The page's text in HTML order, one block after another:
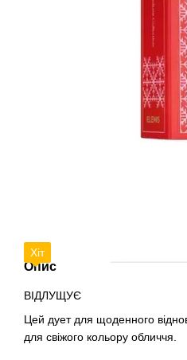
Хіт
Опис
ВІДЛУЩУЄ
Цей дует для щоденного
для свіжого кольору обличчя.